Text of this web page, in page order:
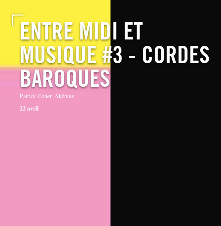
ENTRE MIDI ET
MUSIQUE #3 - CORDES
BAROQUES
Patrick Cohen Akénine
22 avril